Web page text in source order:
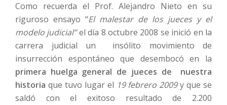
Como recuerda el Prof. Alejandro Nieto en su
riguroso ensayo “El malestar de los jueces y el
modelo judicial”el día 8 octubre 2008 se inició en la
carrera judicial un insólito movimiento de
insurrección espontáneo que desembocó en la
primera huelga general de jueces de nuestra
historia que tuvo lugar el 19 febrero 2009y que se
saldó con el exitoso resultado de 2.200